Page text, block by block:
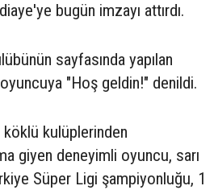
bugün imzayı attırdı.
sayfasında yapılan
"Hoş geldin!" denildi.
kulüplerinden
giyen deneyimli oyuncu, sarı
Süper Ligi şampiyonluğu, 1